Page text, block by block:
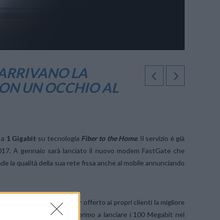
LA
UN OCCHIO AL
1 Gigabit su tecnologia Fiber to the Home. Il servizio è già
A gennaio sarà lanciato il nuovo modem FastGate che
la qualità della sua rete fissa anche al mobile annunciando
di rete fissa e per aver offerto ai propri clienti la migliore
nel 2000, primo a lanciare i 100 Megabit nel